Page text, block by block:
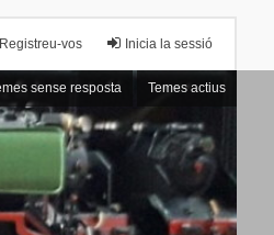
Inicia la sessió
Registreu-vos
sense resposta Temes actius